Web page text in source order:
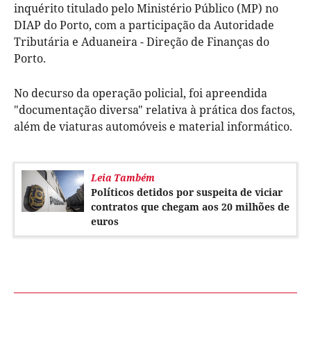
inquérito titulado pelo Ministério Público (MP) no
DIAP do Porto, com a participação da Autoridade
Tributária e Aduaneira - Direção de Finanças do
Porto.
No decurso da operação policial, foi apreendida
"documentação diversa" relativa à prática dos factos,
além de viaturas automóveis e material informático.
Leia Também
Políticos detidos por suspeita de viciar
contratos que chegam aos 20 milhões de
euros